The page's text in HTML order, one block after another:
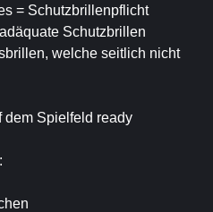
= Schutzbrillenpflicht
Schutzbrillen
welche seitlich nicht
dem Spielfeld ready